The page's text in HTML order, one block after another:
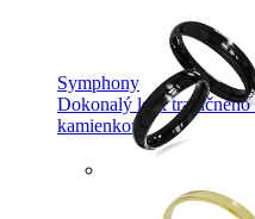
Symphony
Dokonalý lesk tradičného
kamienkov.